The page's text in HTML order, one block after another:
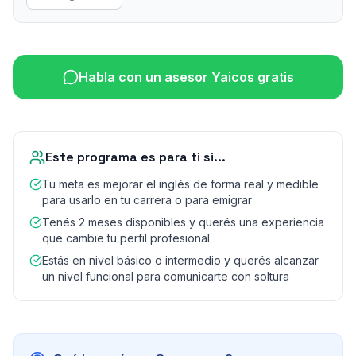
Habla con un asesor Yaicos gratis
Este programa es para ti si...
Tu meta es mejorar el inglés de forma real y medible
para usarlo en tu carrera o para emigrar
Tenés 2 meses disponibles y querés una experiencia
que cambie tu perfil profesional
Estás en nivel básico o intermedio y querés alcanzar
un nivel funcional para comunicarte con soltura